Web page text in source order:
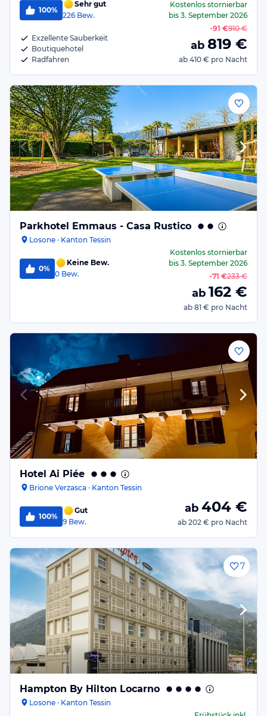
100%
Sehr gut
226 Bew.
Exzellente Sauberkeit
Boutiquehotel
Radfahren
Kostenlos stornierbar
bis 3. September 2026
-91 €910 €
ab 819 €
ab 410 € pro Nacht
Parkhotel Emmaus - Casa Rustico
Losone · Kanton Tessin
0%
Keine Bew.
0 Bew.
Kostenlos stornierbar
bis 3. September 2026
-71 €233 €
ab 162 €
ab 81 € pro Nacht
Hotel Ai Piée
Brione Verzasca · Kanton Tessin
100%
Gut
9 Bew.
ab 404 €
ab 202 € pro Nacht
7
Hampton By Hilton Locarno
Losone · Kanton Tessin